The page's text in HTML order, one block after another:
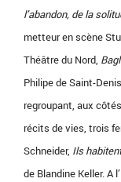
l’abandon, de la
metteur en scène
Théâtre du Nord,
Philipe de Saint-
regroupant, aux
récits de vies, trois
Schneider, Ils
de Blandine Keller. A